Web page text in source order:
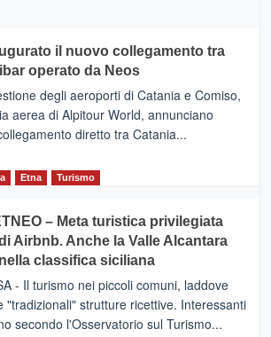
il nuovo collegamento tra
operato da Neos
degli aeroporti di Catania e Comiso,
aerea di Alpitour World, annunciano
diretto tra Catania...
Etna Turismo
– Meta turistica privilegiata
Airbnb. Anche la Valle Alcantara
classifica siciliana
- Il turismo nei piccoli comuni, laddove
"tradizionali" strutture ricettive. Interessanti
secondo l'Osservatorio sul Turismo...